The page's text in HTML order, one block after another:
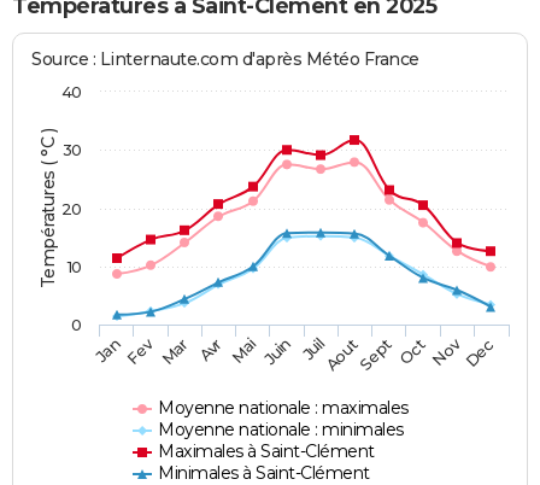
Températures à Saint-Clément en 2025
Températures ( °C )
Source : Linternaute.com d'après Météo France
Moyenne nationale : maximales
Moyenne nationale : minimales
Maximales à Saint-Clément
Minimales à Saint-Clément
JanFev Mar Avr Mai Juin JuilAoutSept OctNovDec
0
10
20
30
40